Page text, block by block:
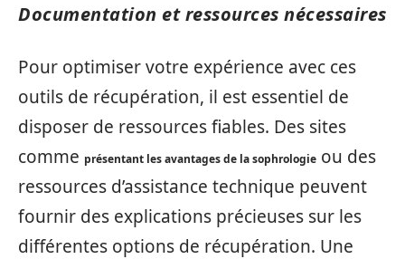
Documentation et ressources nécessaires
Pour optimiser votre expérience avec ces
outils de récupération, il est essentiel de
disposer de ressources fiables. Des sites
comme présentant les avantages de la sophrologie ou des
ressources d’assistance technique peuvent
fournir des explications précieuses sur les
différentes options de récupération. Une